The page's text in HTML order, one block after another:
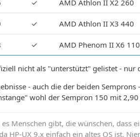
✓ AMD Athlon II X2 260
✓ AMD Athlon II X3 440
✓ AMD Phenom II X6
nicht als "unterstützt" gelistet - nur
- auch die der beiden
wohl der Sempron 150 mit
Menschen gibt, die wünschen, dass
HP-UX 9.x einfach ein altes OS ist.